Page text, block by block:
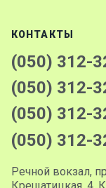
КОНТАКТЫ
(050) 312-
(050) 312-
(050) 312-
(050) 312-
Речной вокзал,
Крещатицкая, 4,